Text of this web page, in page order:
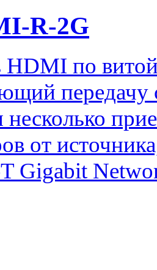
R-2G
HDMI по
передачу
от
Gigabit